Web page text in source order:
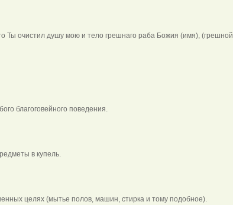
Ты очистил душу мою и тело грешнаго раба Божия (имя), (грешной
благоговейного поведения.
в купель.
целях (мытье полов, машин, стирка и тому подобное).